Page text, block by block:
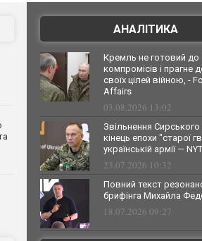
АНАЛІТИКА
Кремль не готовий до
компромісів і прагне
своїх цілей війною, -
Affairs
03.08.2026 13:02
Звільнення
кінець епохи "старої
українській армії — NYT
23.07.2026 10:32
Повний текст
брифінга Михайла
18.07.2026 09:27